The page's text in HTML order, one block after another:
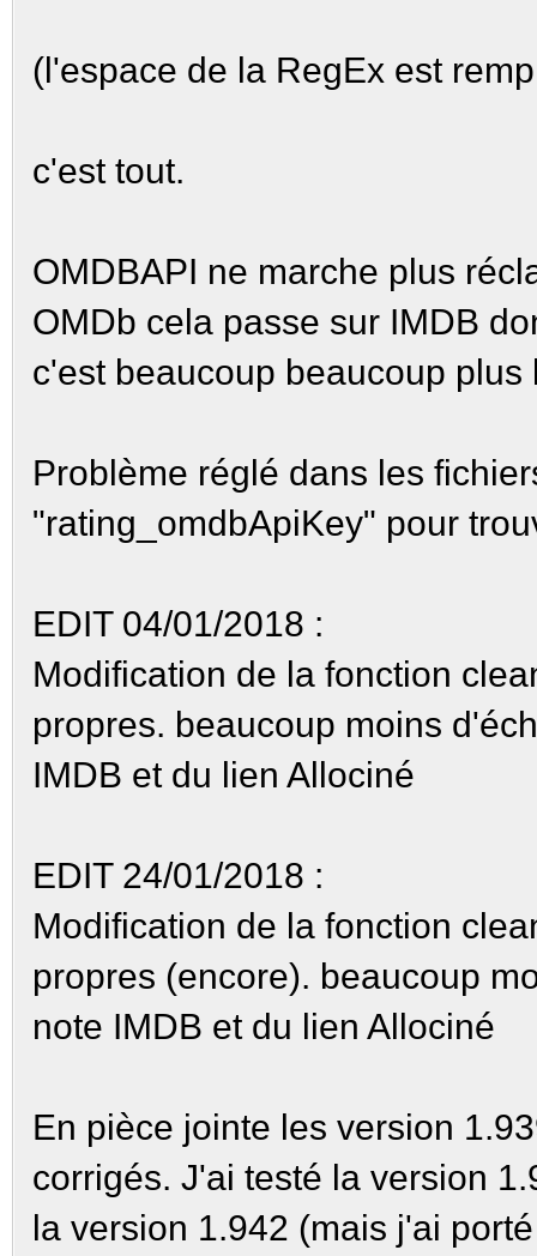
if
if
(ratingMatch)
if
imdbVotes =
(l'espace de la RegEx est
c'est tout.
OMDBAPI ne marche plus
OMDb cela passe sur IMDB
c'est beaucoup beaucoup plus
Problème réglé dans les
"rating_omdbApiKey" pour
EDIT 04/01/2018 :
Modification de la fonction
propres. beaucoup moins
IMDB et du lien Allociné
EDIT 24/01/2018 :
Modification de la fonction
propres (encore). beaucoup
note IMDB et du lien Allociné
En pièce jointe les version
corrigés. J'ai testé la version
la version 1.942 (mais j'ai